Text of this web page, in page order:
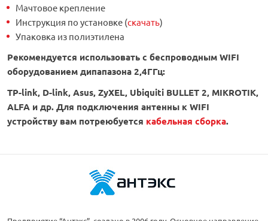
Мачтовое крепление
Инструкция по установке (скачать)
Упаковка из полиэтилена
Рекомендуется использовать с беспроводным WIFI
оборудованием дипапазона 2,4ГГц:
TP-link, D-link, Asus, ZyXEL, Ubiquiti BULLET 2, MIKROTIK,
ALFA и др. Для подключения антенны к WIFI
устройству вам потреюбуется кабельная сборка.